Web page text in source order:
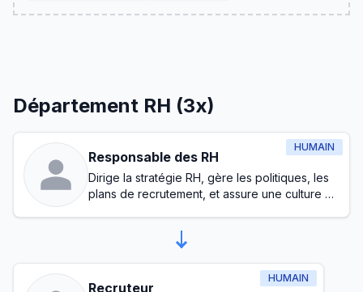
Département RH (3x)
HUMAIN
Responsable des RH
Dirige la stratégie RH, gère les politiques, les
plans de recrutement, et assure une culture de
HUMAIN
Recruteur